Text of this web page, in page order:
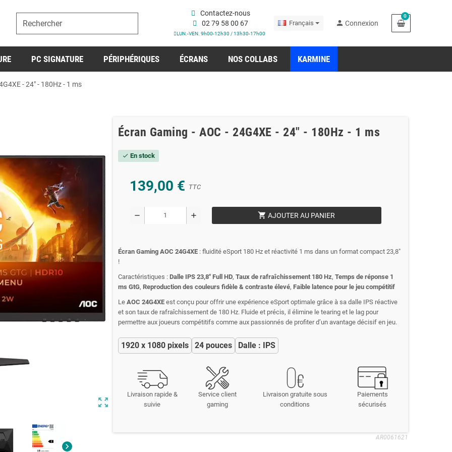
Contactez-nous
02 79 58 00 67
LUN.-VEN. 9h00-12h30 / 13h30-17h00
Français person Connexion
0
PC SIGNATURE PÉRIPHÉRIQUES ÉCRANS NOS COLLABS KARMINE
- 24" - 180Hz - 1 ms
zoom_out_map
chevron_right
Écran Gaming - AOC - 24G4XE - 24" - 180Hz - 1 ms
check En stock
139,00 € TTC
remove add shopping_cart AJOUTER AU PANIER
Écran Gaming AOC 24G4XE : fluidité eSport 180 Hz et réactivité 1 ms dans un format compact 23,8"
!
Caractéristiques : Dalle IPS 23,8" Full HD, Taux de rafraîchissement 180 Hz, Temps de réponse 1
ms GtG, Reproduction des couleurs fidèle & contraste élevé, Faible latence pour le jeu compétitif
Le AOC 24G4XE est conçu pour offrir une expérience eSport optimale grâce à sa dalle IPS réactive
et son taux de rafraîchissement de 180 Hz. Fluide et précis, il élimine le tearing et le lag pour
permettre aux joueurs compétitifs comme aux passionnés de profiter d’un avantage décisif en jeu.
1920 x 1080 pixels 24 pouces Dalle : IPS
Livraison rapide &
suivie
Service client
gaming
Livraison gratuite sous
conditions
Paiements
sécurisés
AR0061621